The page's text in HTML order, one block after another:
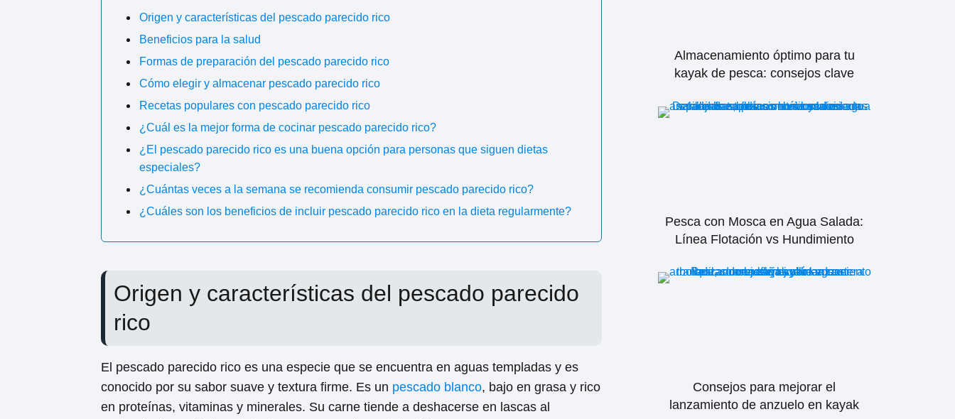
Origen y características del pescado parecido rico
Beneficios para la salud
Formas de preparación del pescado parecido rico
Cómo elegir y almacenar pescado parecido rico
Recetas populares con pescado parecido rico
¿Cuál es la mejor forma de cocinar pescado parecido rico?
¿El pescado parecido rico es una buena opción para personas que siguen dietas
especiales?
¿Cuántas veces a la semana se recomienda consumir pescado parecido rico?
¿Cuáles son los beneficios de incluir pescado parecido rico en la dieta regularmente?
Origen y características del pescado parecido
rico
El pescado parecido rico es una especie que se encuentra en aguas templadas y es
conocido por su sabor suave y textura firme. Es un pescado blanco, bajo en grasa y rico
en proteínas, vitaminas y minerales. Su carne tiende a deshacerse en lascas al
Almacenamiento óptimo para tu
kayak de pesca: consejos clave
Pesca con Mosca en Agua Salada:
Línea Flotación vs Hundimiento
Consejos para mejorar el
lanzamiento de anzuelo en kayak